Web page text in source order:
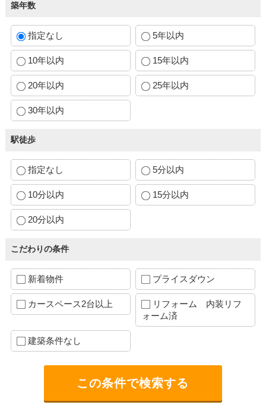
築年数
指定なし 5年以内
10年以内 15年以内
20年以内 25年以内
30年以内
駅徒歩
指定なし 5分以内
10分以内 15分以内
20分以内
こだわりの条件
新着物件 プライスダウン
カースペース2台以上
リフォーム 内装リフ
ォーム済
建築条件なし